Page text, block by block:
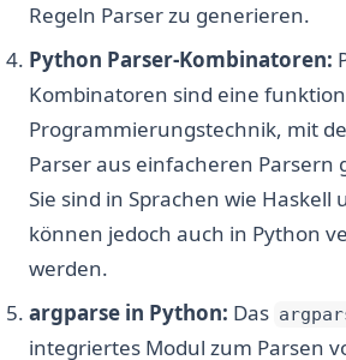
Regeln Parser zu generieren.
Python Parser-Kombinatoren:
Kombinatoren sind eine
Programmierungstechnik, mit
Parser aus einfacheren Parsern
Sie sind in Sprachen wie Haskell
können jedoch auch in Python
werden.
argparse in Python: Das
integriertes Modul zum Parsen